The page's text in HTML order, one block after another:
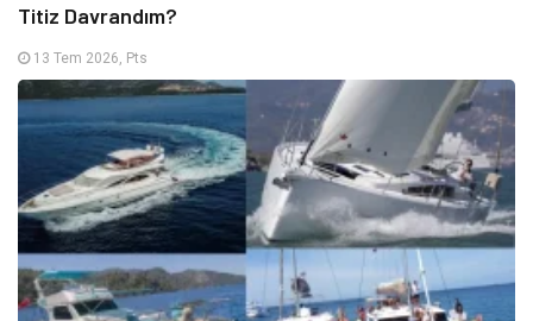
Titiz Davrandım?
13 Tem 2026, Pts